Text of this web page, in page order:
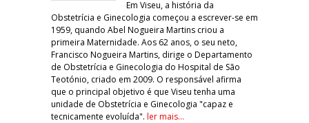
Em Viseu, a história da
Obstetrícia e Ginecologia começou a escrever-se em
1959, quando Abel Nogueira Martins criou a
primeira Maternidade. Aos 62 anos, o seu neto,
Francisco Nogueira Martins, dirige o Departamento
de Obstetrícia e Ginecologia do Hospital de São
Teotónio, criado em 2009. O responsável afirma
que o principal objetivo é que Viseu tenha uma
unidade de Obstetrícia e Ginecologia "capaz e
tecnicamente evoluída". ler mais...